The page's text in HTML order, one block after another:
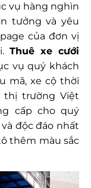
vụ hàng nghìn
tưởng và yêu
của đơn vị
Thuê xe cưới
vụ quý khách
mã, xe cộ thời
thị trường Việt
cấp cho quý
độc đáo nhất
thêm màu sắc